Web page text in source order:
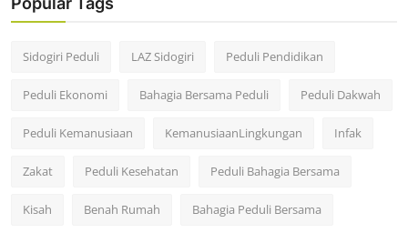
Sidogiri Peduli LAZ Sidogiri Peduli Pendidikan
Peduli Ekonomi Bahagia Bersama Peduli Peduli Dakwah
Peduli Kemanusiaan KemanusiaanLingkungan Infak
Zakat Peduli Kesehatan Peduli Bahagia Bersama
Kisah Benah Rumah Bahagia Peduli Bersama